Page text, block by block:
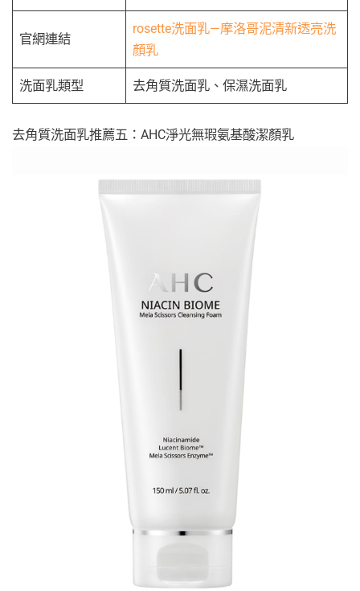
官網連結
rosette洗面乳—摩洛哥泥清新透亮洗
顏乳
洗面乳類型 去角質洗面乳、保濕洗面乳
去角質洗面乳推薦五：AHC淨光無瑕氨基酸潔顏乳